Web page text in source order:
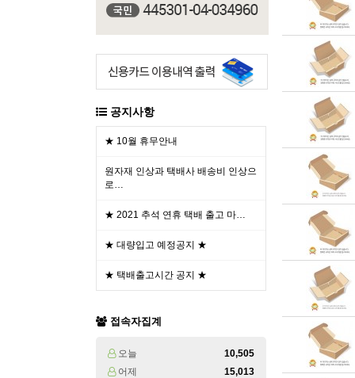
공지사항
★ 10월 휴무안내
원자재 인상과 택배사 배송비 인상으
로…
★ 2021 추석 연휴 택배 출고 마…
★ 대량입고 예정공지 ★
★ 택배출고시간 공지 ★
접속자집계
오늘
10,505
어제
15,013